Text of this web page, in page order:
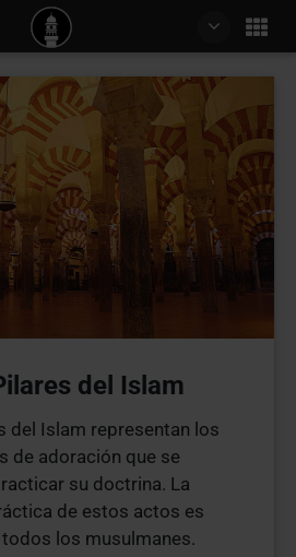
del Islam
del Islam representan los
de adoración que se
su doctrina. La
de estos actos es
los musulmanes.